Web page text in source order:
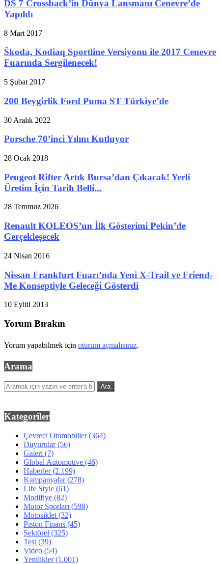
DS 7 Crossback’in Dünya Lansmanı Cenevre’de
Yapıldı
8 Mart 2017
Škoda, Kodiaq Sportline Versiyonu ile 2017 Cenevre
Fuarında Sergilenecek!
5 Şubat 2017
200 Beygirlik Ford Puma ST Türkiye’de
30 Aralık 2022
Porsche 70’inci Yılını Kutluyor
28 Ocak 2018
Peugeot Rifter Artık Bursa’dan Çıkacak! Yerli
Üretim İçin Tarih Belli...
28 Temmuz 2026
Renault KOLEOS’un İlk Gösterimi Pekin’de
Gerçekleşecek
24 Nisan 2016
Nissan Frankfurt Fuarı’nda Yeni X-Trail ve Friend-
Me Konseptiyle Geleceği Gösterdi
10 Eylül 2013
Yorum Bırakın
Yorum yapabilmek için oturum açmalısınız.
Arama
Kategoriler
Çevreci Otomobiller(364)
Duyurular(56)
Galeri (7)
Global Automotive (46)
Haberler(2.199)
Kampanyalar(278)
Life Style (61)
Modifiye (82)
Motor Sporları (598)
Motosiklet (32)
Piston Finans (45)
Sektörel (325)
Test (39)
Video (54)
Yenilikler(1.001)